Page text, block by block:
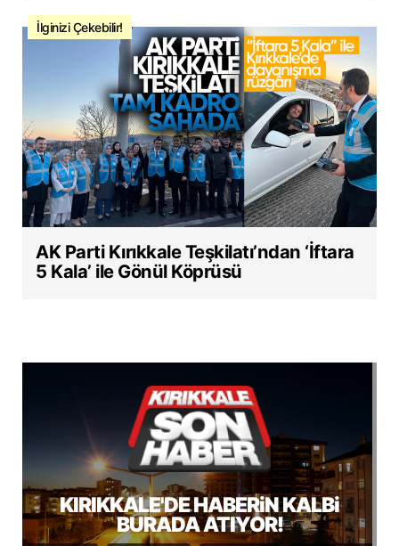
İlginizi Çekebilir!
AK Parti Kırıkkale Teşkilatı’ndan ‘İftara
5 Kala’ ile Gönül Köprüsü
KIRIKKALE'DE HABERiN KALBi
BURADA ATIYOR!